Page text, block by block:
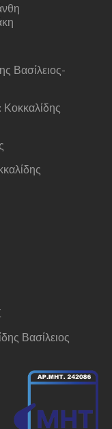
Βασίλειος-
Βασίλειος